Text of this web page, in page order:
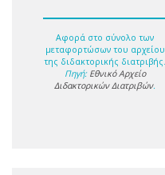
Αφορά στο σύνολο των
μεταφορτώσων του αρχείου
της διδακτορικής διατριβής.
Πηγή: Εθνικό Αρχείο
Διδακτορικών Διατριβών.